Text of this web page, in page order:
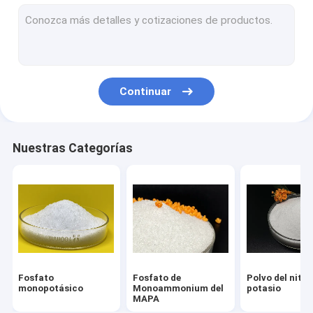
Potasio Fulvate
Pirofosfato de Tetrapotassium
Fosfato químico
Fosfato del tripotasio
Continuar
Nuestras Categorías
Fosfato
monopotásico
Fosfato de
Monoammonium del
MAPA
Polvo del
potasio